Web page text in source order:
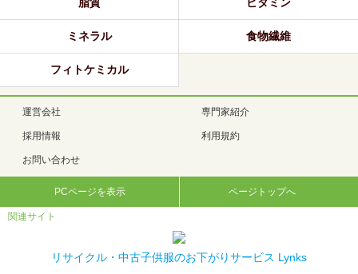
ミネラル 食物繊維
フィトケミカル
運営会社 専門家紹介
採用情報 利用規約
お問い合わせ
PCページを表示 ページトップへ
関連サイト
リサイクル・中古子供服のお下がりサービス Lynks